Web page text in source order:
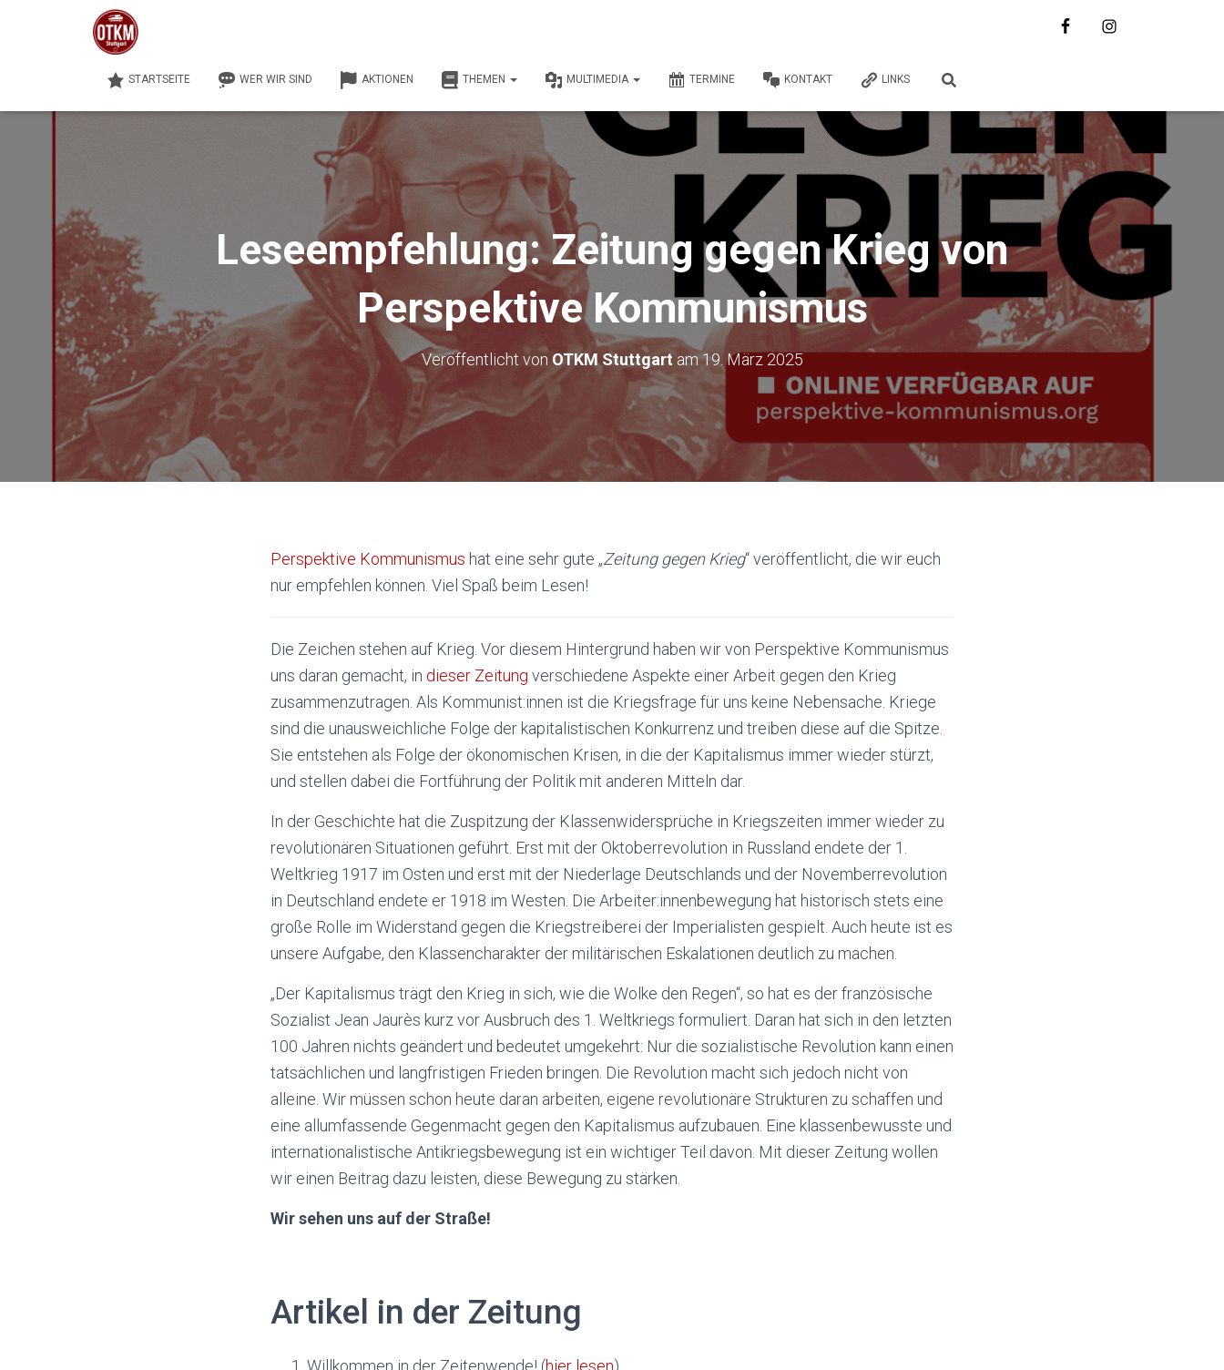
STARTSEITE WER WIR SIND AKTIONEN THEMEN MULTIMEDIA TERMINE KONTAKT LINKS
Leseempfehlung: Zeitung gegen Krieg von
Perspektive Kommunismus
Veröffentlicht von OTKM Stuttgartam19. März 2025
Perspektive Kommunismus hat eine sehr gute „Zeitung gegen Krieg“ veröffentlicht, die wir euch
nur empfehlen können. Viel Spaß beim Lesen!
Die Zeichen stehen auf Krieg. Vor diesem Hintergrund haben wir von Perspektive Kommunismus
uns daran gemacht, in dieser Zeitung verschiedene Aspekte einer Arbeit gegen den Krieg
zusammenzutragen. Als Kommunist:innen ist die Kriegsfrage für uns keine Nebensache. Kriege
sind die unausweichliche Folge der kapitalistischen Konkurrenz und treiben diese auf die Spitze.
Sie entstehen als Folge der ökonomischen Krisen, in die der Kapitalismus immer wieder stürzt,
und stellen dabei die Fortführung der Politik mit anderen Mitteln dar.
In der Geschichte hat die Zuspitzung der Klassenwidersprüche in Kriegszeiten immer wieder zu
revolutionären Situationen geführt. Erst mit der Oktoberrevolution in Russland endete der 1.
Weltkrieg 1917 im Osten und erst mit der Niederlage Deutschlands und der Novemberrevolution
in Deutschland endete er 1918 im Westen. Die Arbeiter:innenbewegung hat historisch stets eine
große Rolle im Widerstand gegen die Kriegstreiberei der Imperialisten gespielt. Auch heute ist es
unsere Aufgabe, den Klassencharakter der militärischen Eskalationen deutlich zu machen.
„Der Kapitalismus trägt den Krieg in sich, wie die Wolke den Regen“, so hat es der französische
Sozialist Jean Jaurès kurz vor Ausbruch des 1. Weltkriegs formuliert. Daran hat sich in den letzten
100 Jahren nichts geändert und bedeutet umgekehrt: Nur die sozialistische Revolution kann einen
tatsächlichen und langfristigen Frieden bringen. Die Revolution macht sich jedoch nicht von
alleine. Wir müssen schon heute daran arbeiten, eigene revolutionäre Strukturen zu schaffen und
eine allumfassende Gegenmacht gegen den Kapitalismus aufzubauen. Eine klassenbewusste und
internationalistische Antikriegsbewegung ist ein wichtiger Teil davon. Mit dieser Zeitung wollen
wir einen Beitrag dazu leisten, diese Bewegung zu stärken.
Wir sehen uns auf der Straße!
Artikel in der Zeitung
Willkommen in der Zeitenwende! (hier lesen)